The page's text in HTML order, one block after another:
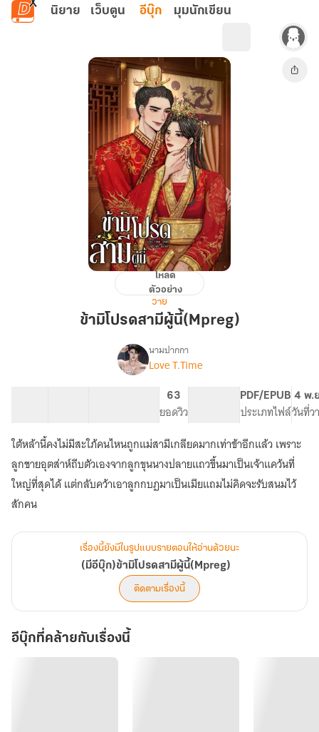
ข้ามไปยังเนื้อหาหลัก
นิยาย เว็บตูน อีบุ๊ก มุมนักเขียน
โปรด
นี้(Mpreg)
โหลด
ตัวอย่าง
วาย
ข้ามิโปรดสามีผู้นี้(Mpreg)
เรื่อง(มี
บุ๊ก)ข้า
มิ
โปรด
สามี
ผู้
นี้(Mpreg)
นามปากกา
Love T.Time
63
ยอดวิว
PDF/EPUB
ประเภทไฟล์
4 พ.
วันที่ว
ใต้หล้านี้คงไม่มีสะใภ้คนไหนถูกแม่สามีเกลียดมากเท่าข้าอีกแล้ว เพราะ
ลูกชายอุตส่าห์ถีบตัวเองจากลูกขุนนางปลายแถวขึ้นมาเป็นเจ้าแคว้นที่
ใหญ่ที่สุดได้ แต่กลับคว้าเอาลูกกบฏมาเป็นเมียแถมไม่คิดจะรับสนมไว้
สักคน
เรื่องนี้ยังมีในรูปแบบรายตอนให้อ่านด้วยนะ
(มีอีบุ๊ก)ข้ามิโปรดสามีผู้นี้(Mpreg)
ติดตามเรื่องนี้
อีบุ๊กที่คล้ายกับเรื่องนี้